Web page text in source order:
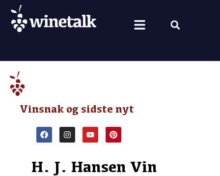
Vinsnak og sidste nyt
H. J. Hansen Vin